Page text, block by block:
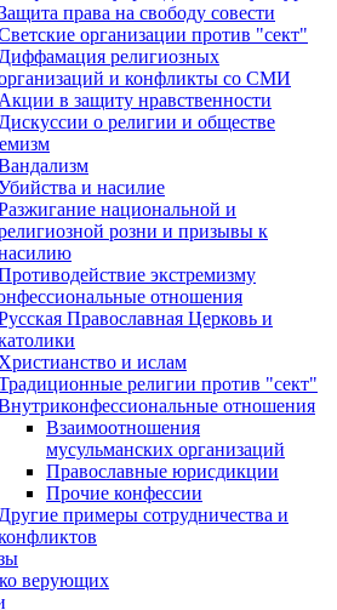
права на свободу совести
организации против "сект"
Диффамация религиозных
и конфликты со СМИ
Акции в защиту нравственности
Дискуссии о религии и обществе
и насилие
национальной и
розни и призывы к
экстремизму
отношения
Православная Церковь и
Христианство и ислам
религии против "сект"
отношения
Взаимоотношения
мусульманских организаций
Православные юрисдикции
Прочие конфессии
Другие примеры сотрудничества и
верующих